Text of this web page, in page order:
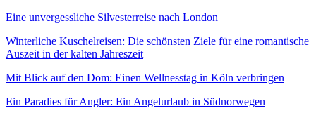
Eine unvergessliche Silvesterreise nach London
Winterliche Kuschelreisen: Die schönsten Ziele für eine romantische
Auszeit in der kalten Jahreszeit
Mit Blick auf den Dom: Einen Wellnesstag in Köln verbringen
Ein Paradies für Angler: Ein Angelurlaub in Südnorwegen